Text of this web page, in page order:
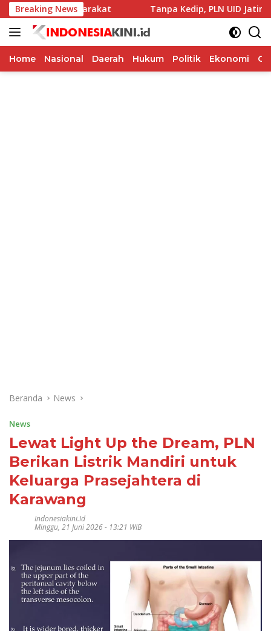
Langsung
ke
konten
Breaking News
Masyarakat Tanpa Kedip, PLN UID Jatim
Home Nasional Daerah Hukum Politik Ekonomi
Beranda News
News
Lewat Light Up the Dream, PLN
Berikan Listrik Mandiri untuk
Keluarga Prasejahtera di
Karawang
Indonesiakini.id
Minggu, 21 Juni 2026 - 13:21 WIB